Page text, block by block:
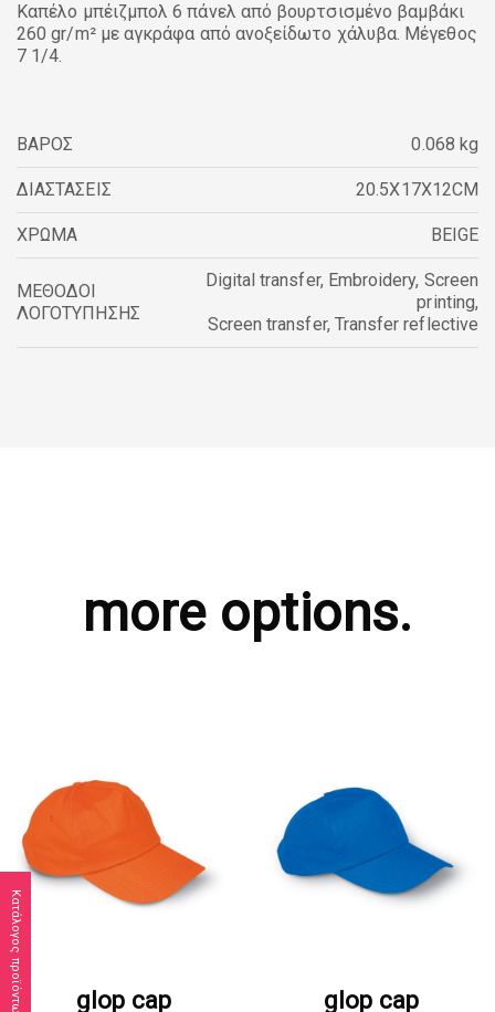
Κατάλογος προϊόντων
Καπέλο μπέιζμπολ 6 πάνελ από βουρτσισμένο βαμβάκι
260 gr/m² με αγκράφα από ανοξείδωτο χάλυβα. Μέγεθος
7 1/4.
ΒΑΡΟΣ 0.068 kg
ΔΙΑΣΤΑΣΕΙΣ 20.5X17X12CM
ΧΡΩΜΑ BEIGE
ΜΕΘΟΔΟΙ
ΛΟΓΟΤΥΠΗΣΗΣ
Digital transfer, Embroidery, Screen
printing,
Screen transfer, Transfer reflective
more options.
glop cap glop cap